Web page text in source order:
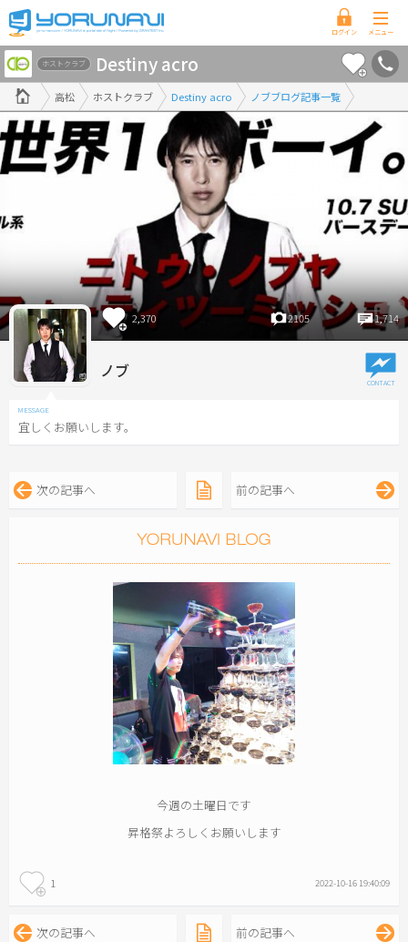
香
川
県
版
高松 ホストクラブ Destiny acro ノブブログ記事一覧
ホストクラブ Destiny acro
2,370 2105 1,714
ノブ
宜しくお願いします。
次の記事へ 前の記事へ
今週の土曜日です
昇格祭よろしくお願いします
1 2022-10-16 19:40:09
次の記事へ 前の記事へ